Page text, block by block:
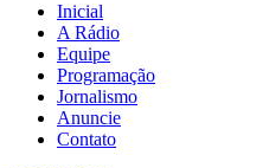
Inicial
A Rádio
Equipe
Programação
Jornalismo
Anuncie
Contato